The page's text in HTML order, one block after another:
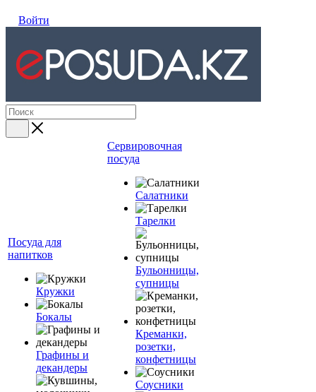
Войти
Посуда для
напитков
Кружки
Бокалы
Графины и
декандеры
Сервировочная
посуда
Салатники
Тарелки
Бульонницы,
супницы
Креманки,
розетки,
конфетницы
Соусники